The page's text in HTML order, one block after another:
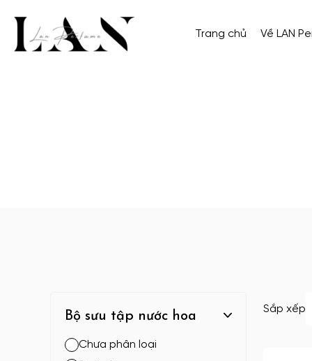
Trang chủ Về LAN
Bộ sưu tập nước hoa
Chưa phân loại
Sắp xếp